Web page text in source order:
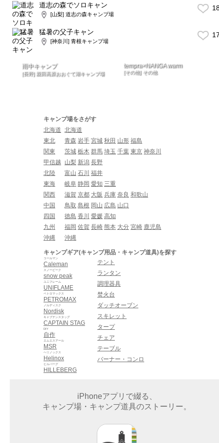
道志の森でソロキャン
[山梨] 道志の森キャンプ場
猛暑の父子キャン
[神奈川] 青根キャンプ場
雨中キャンプ
[長野] 親田高原おおぐて湖キャンプ場
tempra×NANGA warm
[その他] その他
キャンプ場をさがす
北海道 北海道
東北
青森 岩手 宮城 秋田 山形 福島
関東
茨城 栃木 群馬 埼玉 千葉 東京 神奈川
甲信越
山梨 新潟 長野
北陸
富山 石川 福井
東海
岐阜 静岡 愛知 三重
関西
滋賀 京都 大阪 兵庫 奈良 和歌山
中国
鳥取 島根 岡山 広島 山口
四国
徳島 香川 愛媛 高知
九州
福岡 佐賀 長崎 熊本 大分 宮崎 鹿児島
沖縄
沖縄
キャンプギア(キャンプ用品・キャンプ道具)を探す
Caleman
コールマン
snow peak
スノーピーク
UNIFLAME
ユニフレーム
PETROMAX
ペトロマックス
Nordisk
ノルディスク
CAPTAIN STAG
キャプテンスタッグ
自作
DIY
MSR
エムエスアール
Helinox
ヘリノックス
HILLEBERG
ヒルバーグ
テント
ランタン
調理器具
焚火台
ダッチオーブン
スキレット
タープ
チェア
テーブル
バーナー・コンロ
iPhoneアプリで綴る、
キャンプ場・キャンプ道具のストーリー。